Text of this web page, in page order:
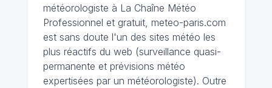
météorologiste à La Chaîne Météo
Professionnel et gratuit, meteo-paris.com
est sans doute l'un des sites météo les
plus réactifs du web (surveillance quasi-
permanente et prévisions météo
expertisées par un météorologiste). Outre